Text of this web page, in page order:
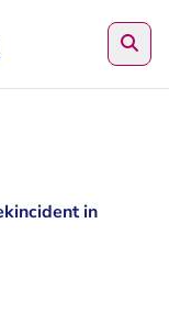
in